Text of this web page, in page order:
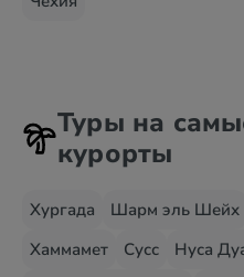
Туры на
курорты
Хургада Шарм эль Шейх
Хаммамет
Сусс
Нуса